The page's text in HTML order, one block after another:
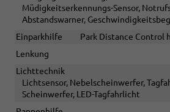
Müdigkeitserkennungs-Sensor,
Abstandswarner,
Einparkhilfe
Park Distance Control
Lenkung
Lichttechnik
Lichtsensor, Nebelscheinwerfer,
Scheinwerfer, LED-Tagfahrlicht